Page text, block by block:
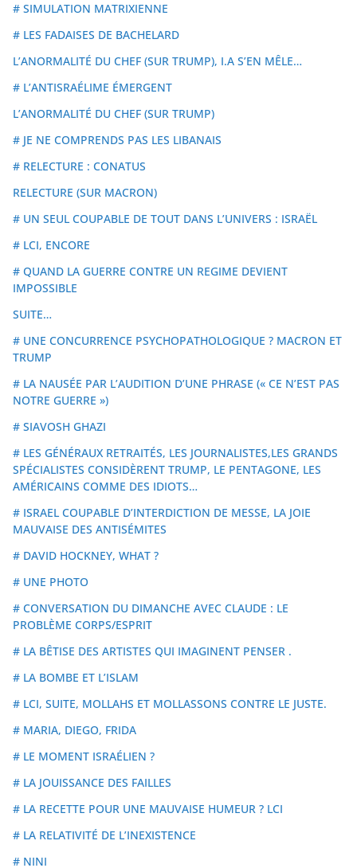
# SIMULATION MATRIXIENNE
# LES FADAISES DE BACHELARD
L’ANORMALITÉ DU CHEF (SUR TRUMP), I.A S’EN MÊLE…
# L’ANTISRAÉLIME ÉMERGENT
L’ANORMALITÉ DU CHEF (SUR TRUMP)
# JE NE COMPRENDS PAS LES LIBANAIS
# RELECTURE : CONATUS
RELECTURE (SUR MACRON)
# UN SEUL COUPABLE DE TOUT DANS L’UNIVERS : ISRAËL
# LCI, ENCORE
# QUAND LA GUERRE CONTRE UN REGIME DEVIENT
IMPOSSIBLE
SUITE…
# UNE CONCURRENCE PSYCHOPATHOLOGIQUE ? MACRON ET
TRUMP
# LA NAUSÉE PAR L’AUDITION D’UNE PHRASE (« CE N’EST PAS
NOTRE GUERRE »)
# SIAVOSH GHAZI
# LES GÉNÉRAUX RETRAITÉS, LES JOURNALISTES,LES GRANDS
SPÉCIALISTES CONSIDÈRENT TRUMP, LE PENTAGONE, LES
AMÉRICAINS COMME DES IDIOTS…
# ISRAEL COUPABLE D’INTERDICTION DE MESSE, LA JOIE
MAUVAISE DES ANTISÉMITES
# DAVID HOCKNEY, WHAT ?
# UNE PHOTO
# CONVERSATION DU DIMANCHE AVEC CLAUDE : LE
PROBLÈME CORPS/ESPRIT
# LA BÊTISE DES ARTISTES QUI IMAGINENT PENSER .
# LA BOMBE ET L’ISLAM
# LCI, SUITE, MOLLAHS ET MOLLASSONS CONTRE LE JUSTE.
# MARIA, DIEGO, FRIDA
# LE MOMENT ISRAÉLIEN ?
# LA JOUISSANCE DES FAILLES
# LA RECETTE POUR UNE MAUVAISE HUMEUR ? LCI
# LA RELATIVITÉ DE L’INEXISTENCE
# NINI